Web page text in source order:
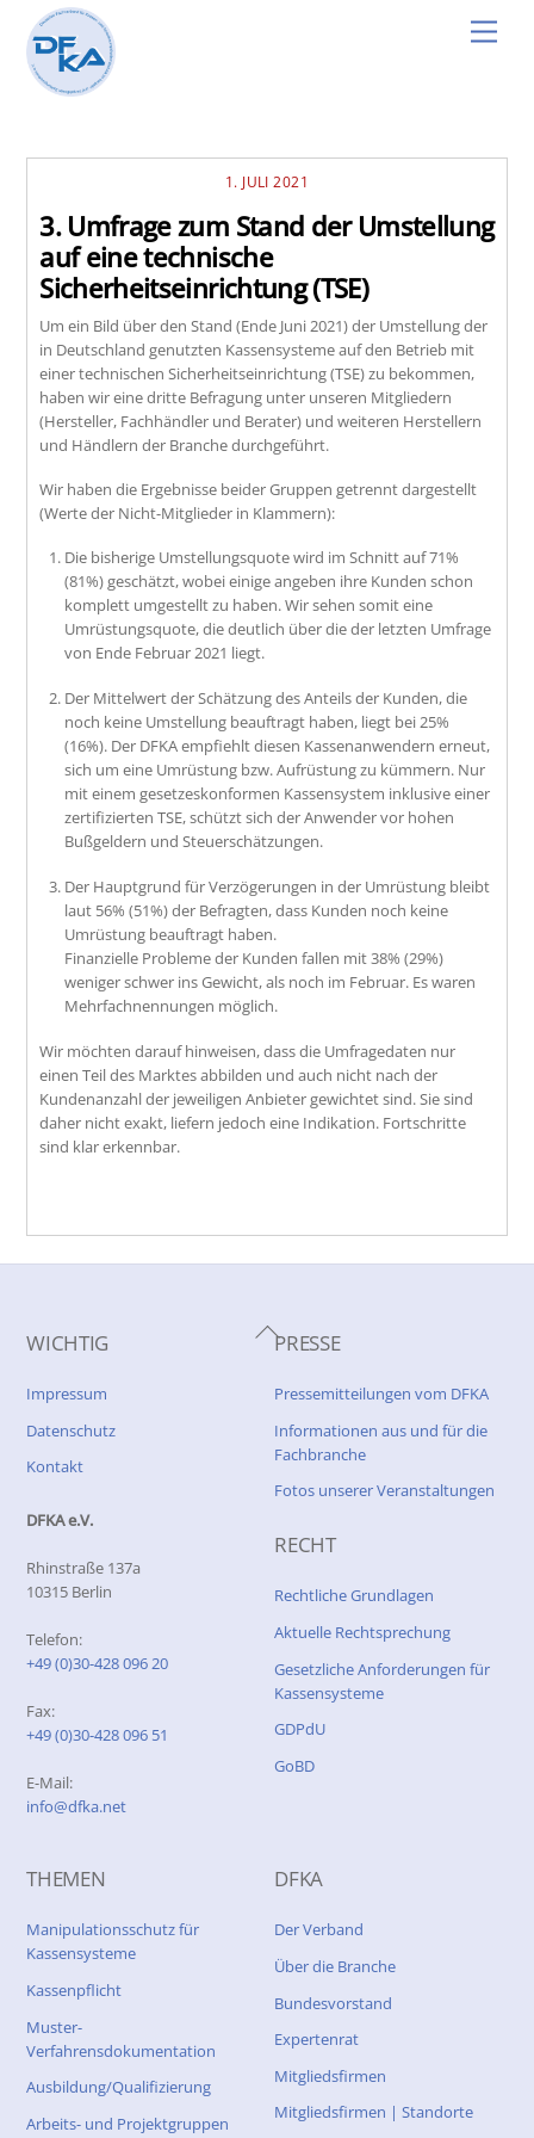
content
1. JULI 2021
3. Umfrage zum Stand der Umstellung
auf eine technische
Sicherheitseinrichtung (TSE)
Um ein Bild über den Stand (Ende Juni 2021) der Umstellung der
in Deutschland genutzten Kassensysteme auf den Betrieb mit
einer technischen Sicherheitseinrichtung (TSE) zu bekommen,
haben wir eine dritte Befragung unter unseren Mitgliedern
(Hersteller, Fachhändler und Berater) und weiteren Herstellern
und Händlern der Branche durchgeführt.
Wir haben die Ergebnisse beider Gruppen getrennt dargestellt
(Werte der Nicht-Mitglieder in Klammern):
Die bisherige Umstellungsquote wird im Schnitt auf 71%
(81%) geschätzt, wobei einige angeben ihre Kunden schon
komplett umgestellt zu haben. Wir sehen somit eine
Umrüstungsquote, die deutlich über die der letzten Umfrage
von Ende Februar 2021 liegt.
Der Mittelwert der Schätzung des Anteils der Kunden, die
noch keine Umstellung beauftragt haben, liegt bei 25%
(16%). Der DFKA empfiehlt diesen Kassenanwendern erneut,
sich um eine Umrüstung bzw. Aufrüstung zu kümmern. Nur
mit einem gesetzeskonformen Kassensystem inklusive einer
zertifizierten TSE, schützt sich der Anwender vor hohen
Bußgeldern und Steuerschätzungen.
Der Hauptgrund für Verzögerungen in der Umrüstung bleibt
laut 56% (51%) der Befragten, dass Kunden noch keine
Umrüstung beauftragt haben.
Finanzielle Probleme der Kunden fallen mit 38% (29%)
weniger schwer ins Gewicht, als noch im Februar. Es waren
Mehrfachnennungen möglich.
Wir möchten darauf hinweisen, dass die Umfragedaten nur
einen Teil des Marktes abbilden und auch nicht nach der
Kundenanzahl der jeweiligen Anbieter gewichtet sind. Sie sind
daher nicht exakt, liefern jedoch eine Indikation. Fortschritte
sind klar erkennbar.
Back
To
WICHTIG
Impressum
Datenschutz
Kontakt
DFKA e.V.
Rhinstraße 137a
10315 Berlin
Telefon:
+49 (0)30-428 096 20
Fax:
+49 (0)30-428 096 51
E-Mail:
info@dfka.net
PRESSE
Pressemitteilungen vom DFKA
Informationen aus und für die
Fachbranche
Fotos unserer Veranstaltungen
RECHT
Rechtliche Grundlagen
Aktuelle Rechtsprechung
Gesetzliche Anforderungen für
Kassensysteme
GDPdU
GoBD
THEMEN
Manipulationsschutz für
Kassensysteme
Kassenpflicht
Muster-
Verfahrensdokumentation
Ausbildung/Qualifizierung
Arbeits- und Projektgruppen
DFKA
Der Verband
Über die Branche
Bundesvorstand
Expertenrat
Mitgliedsfirmen
Mitgliedsfirmen | Standorte